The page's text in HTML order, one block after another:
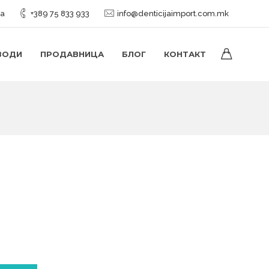
+389 75 833 933 info@denticijaimport.com.mk
ПРОДАВНИЦА БЛОГ КОНТАКТ